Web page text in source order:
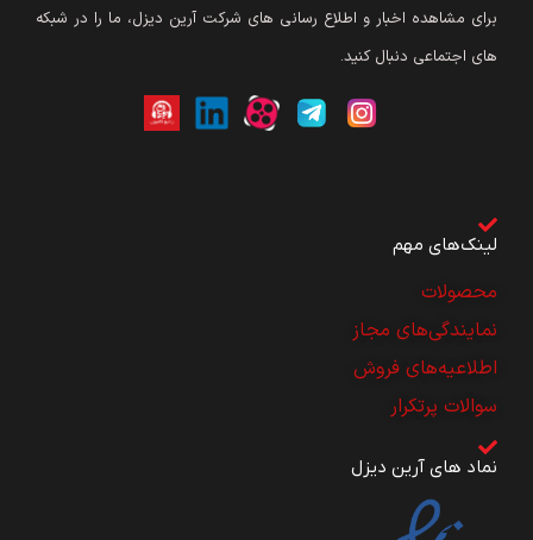
برای مشاهده اخبار و اطلاع رسانی های شرکت آرین دیزل، ما را در شبکه
های اجتماعی دنبال کنید.
لینک‌های مهم
محصولات
نمایندگی‌های مجاز
اطلاعیه‌های فروش
سوالات پرتکرار
نماد های آرین دیزل